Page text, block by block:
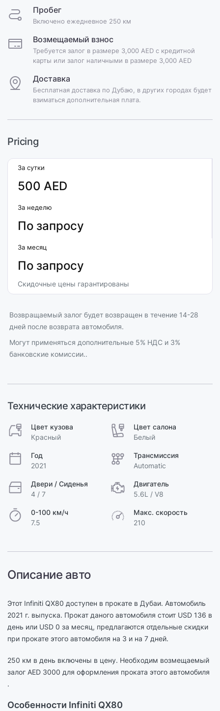
Пробег
Включено ежедневное 250 км
Возмещаемый взнос
Требуется залог в размере 3,000 AED с кредитной
карты или залог наличными в размере 3,000 AED
Доставка
Бесплатная доставка по Дубаю, в других городах будет
взиматься дополнительная плата.
Pricing
За сутки
500 AED
За неделю
По запросу
За месяц
По запросу
Скидочные цены гарантированы
Возвращаемый залог будет возвращен в течение 14-28
дней после возврата автомобиля.
Могут применяться дополнительные 5% НДС и 3%
банковские комиссии..
Технические характеристики
Цвет кузова
Красный
Цвет салона
Белый
Год
2021
Трансмиссия
Automatic
Двери / Сиденья
4 / 7
Двигатель
5.6L / V8
0-100 км/ч
7.5
Макс. скорость
210
Описание авто
Этот Infiniti QX80 доступен в прокате в Дубаи. Автомобиль
2021 г. выпуска. Прокат даного автомобиля стоит USD 136 в
день или USD 0 за месяц, предлагаются отдельные скидки
при прокате этого автомобиля на 3 и на 7 дней.
250 км в день включены в цену. Необходим возмещаемый
залог AED 3000 для оформления проката этого автомобиля
.
Особенности Infiniti QX80